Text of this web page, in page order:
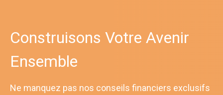
Construisons Votre Avenir
Ensemble
Ne manquez pas nos conseils financiers exclusifs